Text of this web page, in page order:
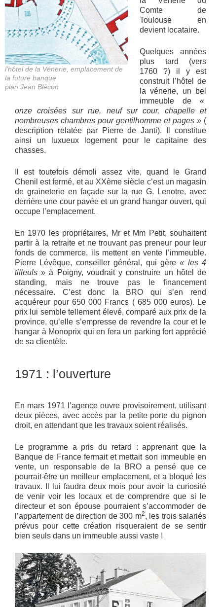
l’hôtel de la Vénerie, emplacement de
la future banque
plan Jean Blécon
Comte de
Toulouse en
devient locataire.
Quelques années
plus tard (vers
1760 ?) il y est
construit l’hôtel de
la vénerie, un bel
immeuble de «
onze croisées sur rue, neuf sur cour, chapelle et
nombreuses chambres pour gentilhomme et pages » (
description relatée par Pierre de Janti). Il constitue
ainsi un luxueux logement pour le capitaine des
chasses.
Il est toutefois démoli assez vite, quand le Grand
Chenil est fermé, et au XXème siècle c’est un magasin
de graineterie en façade sur la rue G. Lenotre, avec
derrière une cour pavée et un grand hangar ouvert, qui
occupe l’emplacement.
En 1970 les propriétaires, Mr et Mm Petit, souhaitent
partir à la retraite et ne trouvant pas preneur pour leur
fonds de commerce, ils mettent en vente l’immeuble.
Pierre Lévêque, conseiller général, qui gère« les 4
tilleuls» à Poigny, voudrait y construire un hôtel de
standing, mais ne trouve pas le financement
nécessaire. C’est donc la BRO qui s’en rend
acquéreur pour 650 000 Francs ( 685 000 euros). Le
prix lui semble tellement élevé, comparé aux prix de la
province, qu’elle s’empresse de revendre la cour et le
hangar à Monoprix qui en fera un parking fort apprécié
de sa clientèle.
1971 : l’ouverture
En mars 1971 l’agence ouvre provisoirement, utilisant
deux pièces, avec accès par la petite porte du pignon
droit, en attendant que les travaux soient réalisés.
Le programme a pris du retard : apprenant que la
Banque de France fermait et mettait son immeuble en
vente, un responsable de la BRO a pensé que ce
pourrait-être un meilleur emplacement, et a bloqué les
travaux. Il lui faudra deux mois pour avoir la curiosité
de venir voir les locaux et de comprendre que si le
directeur et son épouse pourraient s’accommoder de
l’appartement de direction de 300 m2, les trois salariés
prévus pour cette création risqueraient de se sentir
bien seuls dans un immeuble aussi vaste !